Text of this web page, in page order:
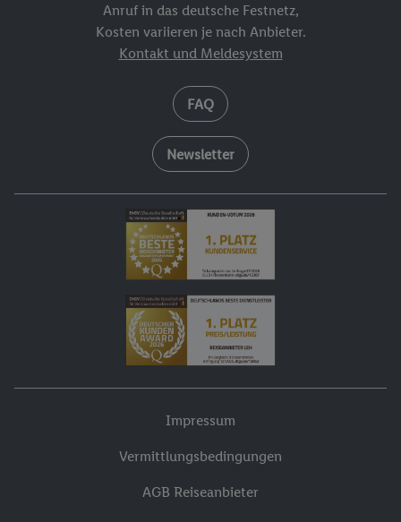
Anruf in das deutsche Festnetz,
Kosten variieren je nach Anbieter.
Kontakt und Meldesystem
FAQ
Newsletter
Impressum
Vermittlungsbedingungen
AGB Reiseanbieter